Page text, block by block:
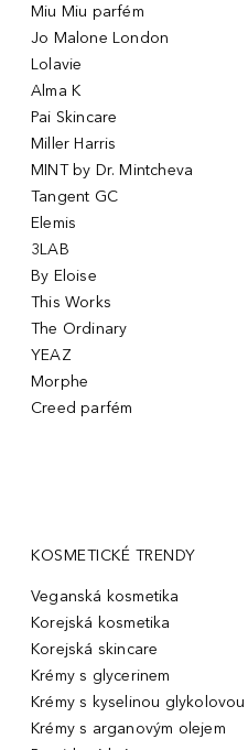
Miu Miu parfém
Jo Malone London
Lolavie
Alma K
Pai Skincare
Miller Harris
MINT by Dr. Mintcheva
Tangent GC
Elemis
3LAB
By Eloise
This Works
The Ordinary
YEAZ
Morphe
Creed parfém
KOSMETICKÉ TRENDY
Veganská kosmetika
Korejská kosmetika
Korejská skincare
Krémy s glycerinem
Krémy s kyselinou glykolovou
Krémy s arganovým olejem